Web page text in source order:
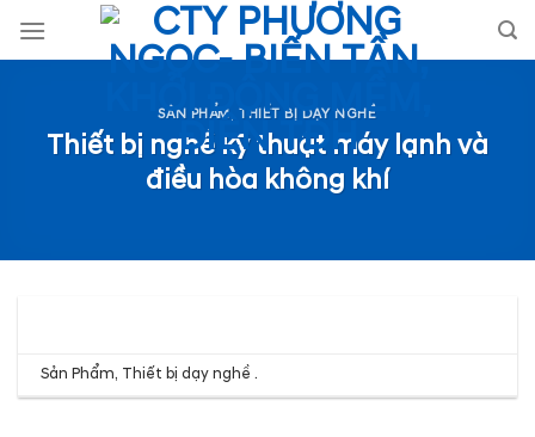
SẢN PHẨM ,THIẾT BỊ DẠY NGHỀ
Thiết bị nghề kỹ thuật máy lạnh và
điều hòa không khí
Sản Phẩm, Thiết bị dạy nghề .